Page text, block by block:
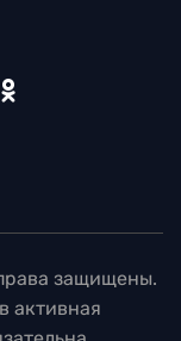
защищены.
активная